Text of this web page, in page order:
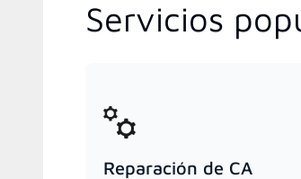
Servicios
Reparación de CA